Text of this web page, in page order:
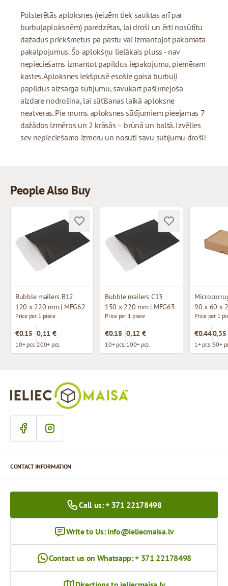
Polsterētās aploksnes (reizēm tiek sauktas arī par
burbuļaploksnēm) paredzētas, lai droši un ērti nosūtītu
dažādus priekšmetus pa pastu vai izmantojot pakomāta
pakalpojumus. Šo aplokšņu lielākais pluss - nav
nepieciešams izmantot papildus iepakojumu, piemēram
kastes. Aploksnes iekšpusē esošie gaisa burbuļi
papildus aizsargā sūtījumu, savukārt pašlīmējošā
aizdare nodrošina, lai sūtīšanas laikā aploksne
neatveras. Pie mums aploksnes sūtījumiem pieejamas 7
dažādos izmēros un 2 krāsās – brūnā un baltā. Izvēlies
sev nepieciešamo izmēru un nosūti savu sūtījumu droši!
People Also Buy
Bubble mailers B12
120 x 220 mm | MFG62
Price per 1 piece
€0.15
10+ pcs.
0,11 €
200+ pcs.
Bubble mailers C13
150 x 220 mm | MFG63
Price per 1 piece
€0.18
10+ pcs.
0,12 €
100+ pcs.
90 x 60 x
Price per 1
€0.44
1+ pcs.
0,35
50+
CONTACT INFORMATION
Call us: + 371 22178498
Write to Us: info@ieliecmaisa.lv
Contact us on Whatsapp: + 371 22178498